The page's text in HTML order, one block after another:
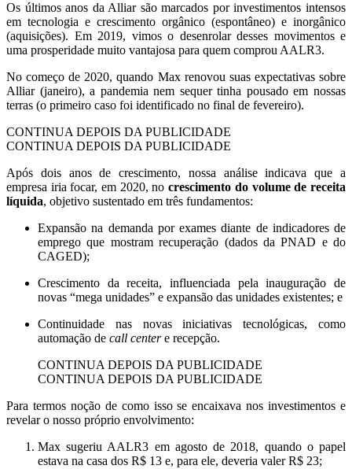
Os últimos anos da Alliar são marcados por investimentos intensos
em tecnologia e crescimento orgânico (espontâneo) e inorgânico
(aquisições). Em 2019, vimos o desenrolar desses movimentos e
uma prosperidade muito vantajosa para quem comprou AALR3.
No começo de 2020, quando Max renovou suas expectativas sobre
Alliar (janeiro), a pandemia nem sequer tinha pousado em nossas
terras (o primeiro caso foi identificado no final de fevereiro).
CONTINUA DEPOIS DA PUBLICIDADE
CONTINUA DEPOIS DA PUBLICIDADE
Após dois anos de crescimento, nossa análise indicava que a
empresa iria focar, em 2020, nocrescimento do volume de receita
líquida, objetivo sustentado em três fundamentos:
Expansão na demanda por exames diante de indicadores de
emprego que mostram recuperação (dados da PNAD e do
CAGED);
Crescimento da receita, influenciada pela inauguração de
novas “mega unidades” e expansão das unidades existentes; e
Continuidade nas novas iniciativas tecnológicas, como
automação de call centere recepção.
CONTINUA DEPOIS DA PUBLICIDADE
CONTINUA DEPOIS DA PUBLICIDADE
Para termos noção de como isso se encaixava nos investimentos e
revelar o nosso próprio envolvimento:
Max sugeriu AALR3 em agosto de 2018, quando o papel
estava na casa dos R$ 13 e, para ele, deveria valer R$ 23;